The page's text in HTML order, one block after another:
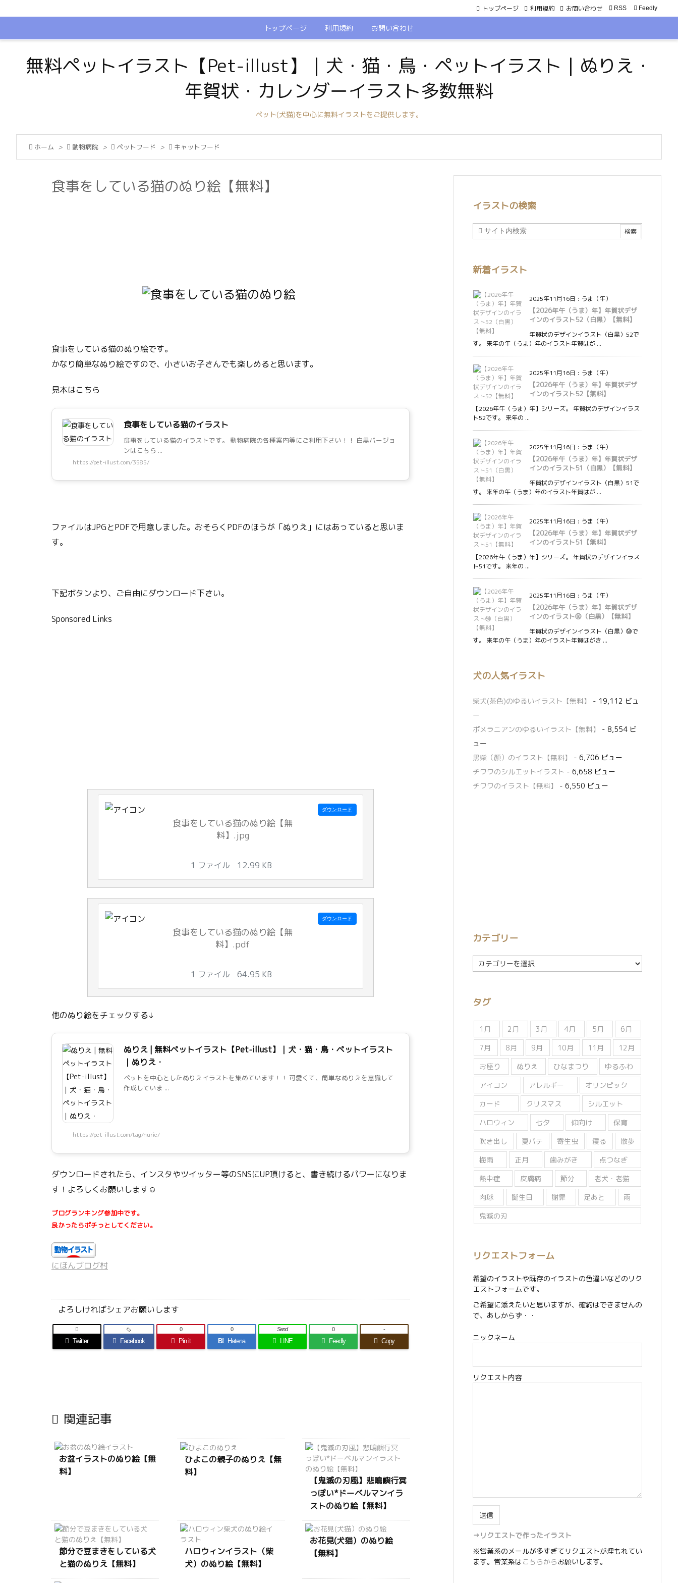
トップページ 利用規約 お問い合わせ
トップページ 利用規約 お問い合わせ  RSS Feedly
無料ペットイラスト【Pet-illust】｜犬・猫・鳥・ペットイラスト｜ぬりえ・
年賀状・カレンダーイラスト多数無料
ペット(犬猫)を中心に無料イラストをご提供します。
 ホーム >  動物病院 >  ペットフード >  キャットフード
食事をしている猫のぬり絵【無料】
食事をしている猫のぬり絵です。
かなり簡単なぬり絵ですので、小さいお子さんでも楽しめると思います。
見本はこちら
食事をしている猫のイラスト
食事をしている猫のイラストです。 動物病院の各種案内等にご利用下さい！！ 白黒バージョ
ンはこちら ...
https://pet-illust.com/3585/
ファイルはJPGとPDFで用意しました。おそらくPDFのほうが「ぬりえ」にはあっていると思いま
す。
下記ボタンより、ご自由にダウンロード下さい。
Sponsored Links
食事をしている猫のぬり絵【無
料】.jpg
1 ファイル 12.99 KB
ダウンロード
食事をしている猫のぬり絵【無
料】.pdf
1 ファイル 64.95 KB
ダウンロード
他のぬり絵をチェックする↓
ぬりえ | 無料ペットイラスト【Pet-illust】｜犬・猫・鳥・ペットイラスト
｜ぬりえ・
ペットを中心としたぬりえイラストを集めています！！ 可愛くて、簡単なぬりえを意識して
作成していま ...
https://pet-illust.com/tag/nurie/
ダウンロードされたら、インスタやツイッター等のSNSにUP頂けると、書き続けるパワーになりま
す！よろしくお願いします☺
ブログランキング参加中です。
良かったらポチっとしてください。
にほんブログ村
よろしければシェアお願いします
Twitter

Facebook Pin it
0
B! Hatena
0
LINE
Send
Feedly
0
Copy
-
 関連記事
お盆イラストのぬり絵【無
料】
ひよこの親子のぬりえ【無
料】
【鬼滅の刃風】悲鳴嶼行冥
っぽい*ドーベルマンイラ
ストのぬり絵【無料】
節分で豆まきをしている犬
と猫のぬりえ【無料】
ハロウィンイラスト（柴
犬）のぬり絵【無料】
お花見(犬猫）のぬり絵
【無料】
イラストの検索
新着イラスト
2025年11月16日 : うま（午）
【2026年午（うま）年】年賀状デザ
インのイラスト52（白黒）【無料】
年賀状のデザインイラスト（白黒）52で
す。 来年の午（うま）年のイラスト年賀はが ...
2025年11月16日 : うま（午）
【2026年午（うま）年】年賀状デザ
インのイラスト52【無料】
【2026年午（うま）年】シリーズ。 年賀状のデザインイラス
ト52です。 来年の ...
2025年11月16日 : うま（午）
【2026年午（うま）年】年賀状デザ
インのイラスト51（白黒）【無料】
年賀状のデザインイラスト（白黒）51で
す。 来年の午（うま）年のイラスト年賀はが ...
2025年11月16日 : うま（午）
【2026年午（うま）年】年賀状デザ
インのイラスト51【無料】
【2026年午（うま）年】シリーズ。 年賀状のデザインイラス
ト51です。 来年の ...
2025年11月16日 : うま（午）
【2026年午（うま）年】年賀状デザ
インのイラスト㊿（白黒）【無料】
年賀状のデザインイラスト（白黒）㊿で
す。 来年の午（うま）年のイラスト年賀はがき ...
犬の人気イラスト
柴犬(茶色)のゆるいイラスト【無料】
- 19,112 ビュ
ー
ポメラニアンのゆるいイラスト【無料】
- 8,554 ビ
ュー
黒柴（顔）のイラスト【無料】
- 6,706 ビュー
チワワのシルエットイラスト - 6,658 ビュー
チワワのイラスト【無料】
- 6,550 ビュー
カテゴリー
カ
テ
ー
タグ
1月 2月 3月 4月 5月
6月
7月
8月 9月 10月 11月
12月
お座り
ぬりえ ひなまつり
ゆるふわ
アイコン
アレルギー
オリンピック
カード
クリスマス
シルエット
ハロウィン
七夕 仰向け
保育
吹き出し
夏バテ 寄生虫 寝る
散歩
梅雨
正月 歯みがき
点つなぎ
熱中症
皮膚病 節分
老犬・老猫
肉球
誕生日 謝罪 足あと
雨
鬼滅の刃
リクエストフォーム
希望のイラストや既存のイラストの色違いなどのリク
エストフォームです。
ご希望に添えたいと思いますが、確約はできませんの
で、あしからず・・
ニックネーム
リクエスト内容
→リクエストで作ったイラスト
※営業系のメールが多すぎてリクエストが埋もれてい
ます。営業系はこちらからお願いします。